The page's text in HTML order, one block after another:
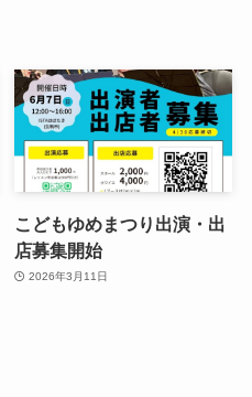
こどもゆめまつり出演・出
店募集開始
2026年3月11日